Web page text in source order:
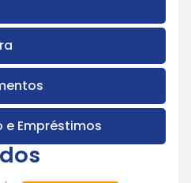
Empréstimos